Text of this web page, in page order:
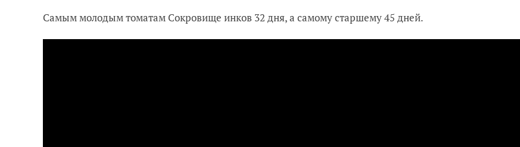
Самым молодым томатам Сокровище инков 32 дня, а самому старшему 45 дней.